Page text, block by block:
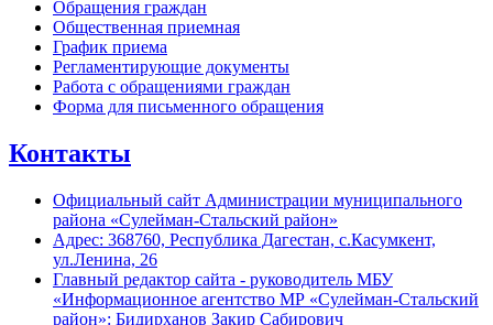
Обращения граждан
Общественная приемная
График приема
Регламентирующие документы
Работа с обращениями граждан
Форма для письменного обращения
Контакты
Официальный сайт Администрации муниципального
района «Сулейман-Стальский район»
Адрес: 368760, Республика Дагестан, с.Касумкент,
ул.Ленина, 26
Главный редактор сайта - руководитель МБУ
«Информационное агентство МР «Сулейман-Стальский
район»: Бидирханов Закир Сабирович